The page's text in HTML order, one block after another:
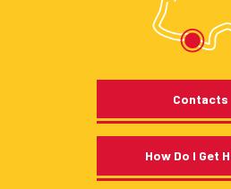
Contacts
How Do I Get